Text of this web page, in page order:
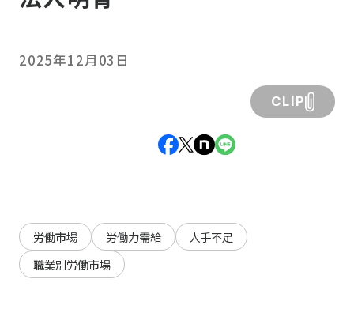
2025年12月03日
CLIP
労働市場 労働力需給
人手不足
職業別労働市場